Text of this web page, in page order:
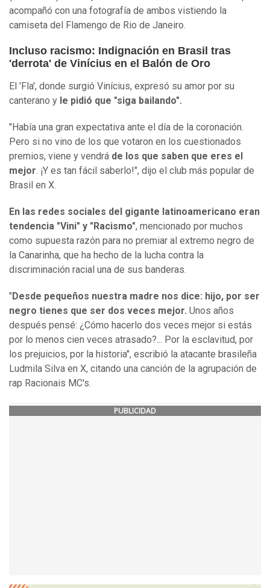
acompañó con una fotografía de ambos vistiendo la
camiseta del Flamengo de Rio de Janeiro.
Incluso racismo: Indignación en Brasil tras
'derrota' de Vinícius en el Balón de Oro
El 'Fla', donde surgió Vinícius, expresó su amor por su
canterano y le pidió que "siga bailando".
"Había una gran expectativa ante el día de la coronación.
Pero si no vino de los que votaron en los cuestionados
premios, viene y vendrá de los que saben que eres el
mejor. ¡Y es tan fácil saberlo!", dijo el club más popular de
Brasil en X.
En las redes sociales del gigante latinoamericano eran
tendencia "Vini" y "Racismo", mencionado por muchos
como supuesta razón para no premiar al extremo negro de
la Canarinha, que ha hecho de la lucha contra la
discriminación racial una de sus banderas.
" Desde pequeños nuestra madre nos dice: hijo, por ser
negro tienes que ser dos veces mejor. Unos años
después pensé: ¿Cómo hacerlo dos veces mejor si estás
por lo menos cien veces atrasado?... Por la esclavitud, por
los prejuicios, por la historia", escribió la atacante brasileña
Ludmila Silva en X, citando una canción de la agrupación de
rap Racionais MC's.
PUBLICIDAD